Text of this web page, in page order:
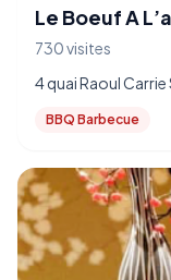
Le Boeuf A
730 visites
4 quai Raoul
BBQ Barbecue